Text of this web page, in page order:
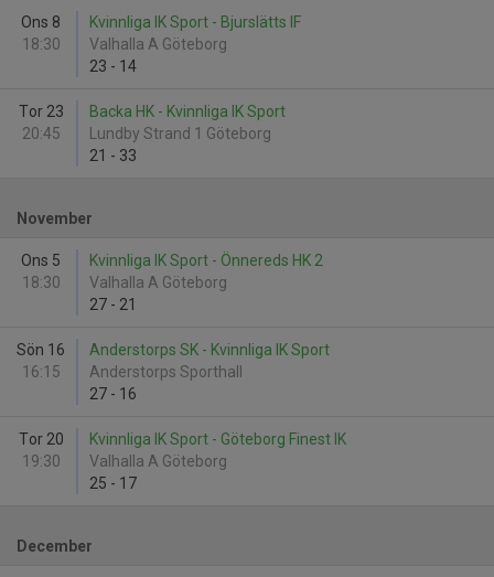
Ons 8
18:30
Kvinnliga IK Sport - Bjurslätts IF
Valhalla A Göteborg
23 - 14
Tor 23
20:45
Backa HK - Kvinnliga IK Sport
Lundby Strand 1 Göteborg
21 - 33
November
Ons 5
18:30
Kvinnliga IK Sport - Önnereds HK 2
Valhalla A Göteborg
27 - 21
Sön 16
16:15
Anderstorps SK - Kvinnliga IK Sport
Anderstorps Sporthall
27 - 16
Tor 20
19:30
Kvinnliga IK Sport - Göteborg Finest IK
Valhalla A Göteborg
25 - 17
December